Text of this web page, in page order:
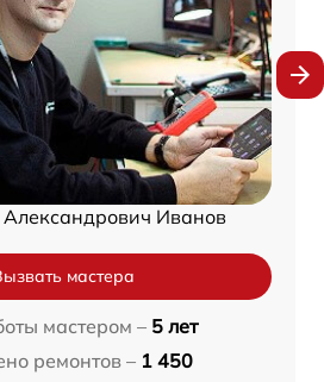
Александрович Иванов
мастера
мастером – 5 лет
ремонтов – 1 450